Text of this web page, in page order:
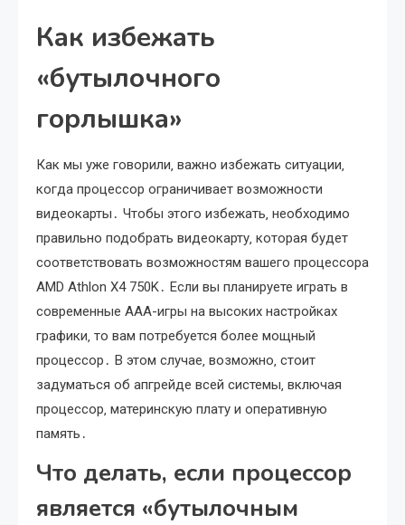
Как избежать
«бутылочного
горлышка»
Как мы уже говорили‚ важно избежать ситуации‚
когда процессор ограничивает возможности
видеокарты․ Чтобы этого избежать‚ необходимо
правильно подобрать видеокарту‚ которая будет
соответствовать возможностям вашего процессора
AMD Athlon X4 750K․ Если вы планируете играть в
современные AAA-игры на высоких настройках
графики‚ то вам потребуется более мощный
процессор․ В этом случае‚ возможно‚ стоит
задуматься об апгрейде всей системы‚ включая
процессор‚ материнскую плату и оперативную
память․
Что делать‚ если процессор
является «бутылочным